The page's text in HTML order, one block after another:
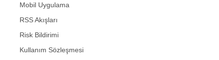
Mobil Uygulama
RSS Akışları
Risk Bildirimi
Kullanım Sözleşmesi